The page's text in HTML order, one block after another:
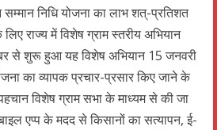
सम्मान निधि योजना का लाभ शत्-प्रतिशत
राज्य में विशेष ग्राम स्तरीय अभियान
से शुरू हुआ यह विशेष अभियान 15 जनवरी
का व्यापक प्रचार-प्रसार किए जाने के
विशेष ग्राम सभा के माध्यम से की जा
एप्प के मदद से किसानों का सत्यापन, ई-